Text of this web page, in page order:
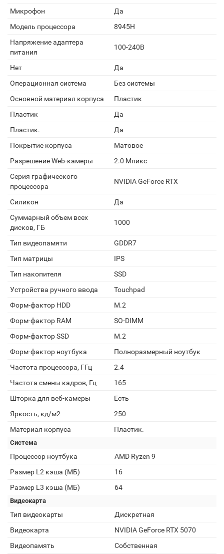
Микрофон
Да
Модель процессора
8945H
Напряжение адаптера
питания
100-240В
Нет
Да
Операционная система
Без системы
Основной материал корпуса
Пластик
Пластик
Да
Пластик.
Да
Покрытие корпуса
Матовое
Разрешение Web-камеры
2.0 Мпикс
Серия графического
процессора
NVIDIA GeForce RTX
Силикон
Да
Суммарный объем всех
дисков, ГБ
1000
Тип видеопамяти
GDDR7
Тип матрицы
IPS
Тип накопителя
SSD
Устройства ручного ввода
Touchpad
Форм-фактор HDD
M.2
Форм-фактор RAM
SO-DIMM
Форм-фактор SSD
M.2
Форм-фактор ноутбука
Полноразмерный ноутбук
Частота процессора, ГГц
2.4
Частота смены кадров, Гц
165
Шторка для веб-камеры
Есть
Яркость, кд/м2
250
Материал корпуса
Пластик.
Система
Процессор ноутбука
AMD Ryzen 9
Размер L2 кэша (МБ)
16
Размер L3 кэша (МБ)
64
Видеокарта
Тип видеокарты
Дискретная
Видеокарта
NVIDIA GeForce RTX 5070
Видеопамять
Собственная